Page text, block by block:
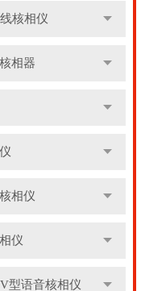
核相仪
相器
相仪
仪
型语音核相仪